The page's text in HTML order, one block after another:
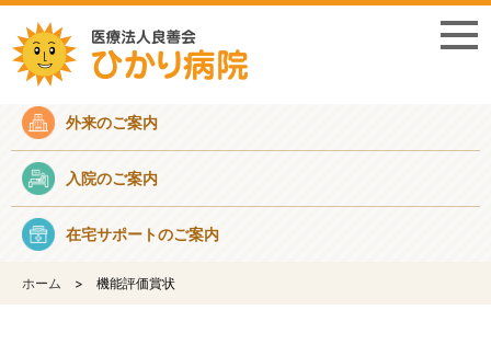
採用情報
外来のご案内
入院のご案内
在宅サポートのご案内
ホーム 機能評価賞状